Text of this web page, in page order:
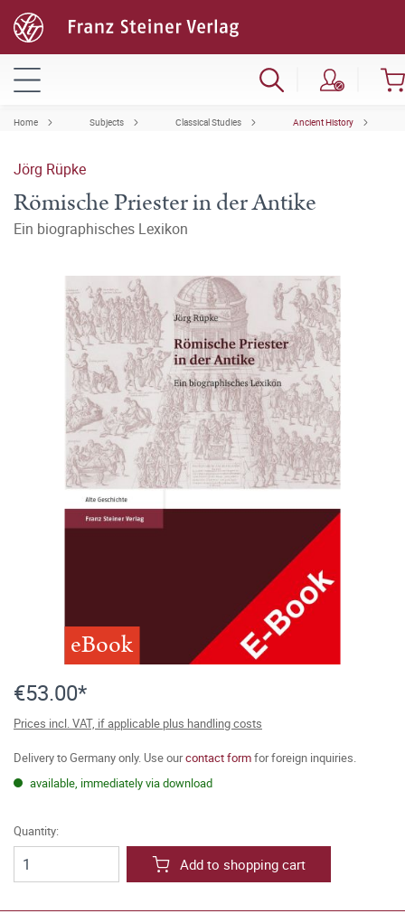
Home Subjects Classical Studies Ancient History
Jörg Rüpke
Römische Priester in der Antike
Ein biographisches Lexikon
eBook
€53.00*
Prices incl. VAT, if applicable plus handling costs
Delivery to Germany only. Use ourcontact formfor foreign inquiries.
available, immediately via download
Quantity:
Add to shopping cart